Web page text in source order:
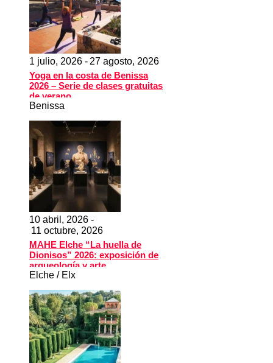
1 julio, 2026 - 27 agosto, 2026
Yoga en la costa de Benissa
2026 – Serie de clases gratuitas
de verano
Benissa
10 abril, 2026 -
11 octubre, 2026
MAHE Elche “La huella de
Dionisos” 2026: exposición de
arqueología y arte
Elche / Elx